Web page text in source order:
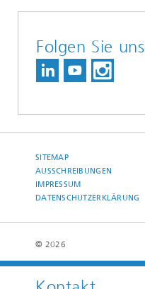
Folgen Sie uns
SITEMAP
AUSSCHREIBUNGEN
IMPRESSUM
DATENSCHUTZERKLÄRUNG
© 2026